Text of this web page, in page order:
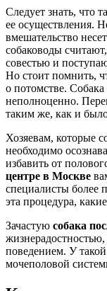
Следует знать, что
ее осуществления.
вмешательство
собаководы
совестью и
Но стоит помнить,
о потомстве. Собака
неполноценно.
таким же, как и
Хозяевам, которые
необходимо
избавить от
центре в Москве
специалисты более
эта процедура,
Зачастую собака
поведением. У
мочеполовой